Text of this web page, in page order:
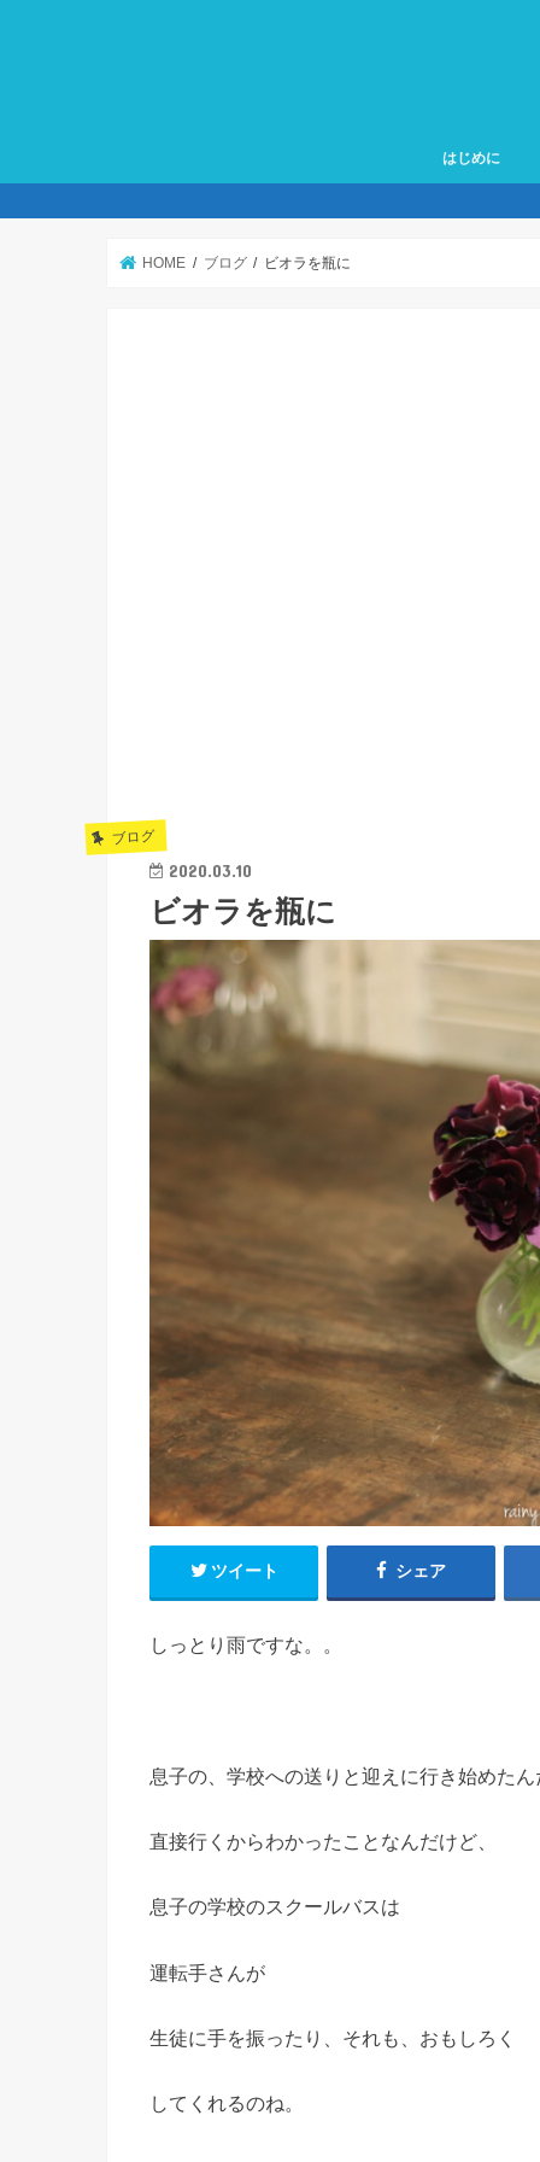
はじめに
HOME ブログ ビオラを瓶に
ブログ
2020.03.10
ビオラを瓶に
ツイート シェア
しっとり雨ですな。。
息子の、学校への送りと迎えに行き始めた
直接行くからわかったことなんだけど、
息子の学校のスクールバスは
運転手さんが
生徒に手を振ったり、それも、おもしろく
してくれるのね。